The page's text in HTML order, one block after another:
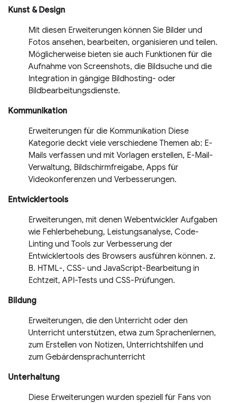
Kunst & Design
Mit diesen Erweiterungen können Sie Bilder und
Fotos ansehen, bearbeiten, organisieren und teilen.
Möglicherweise bieten sie auch Funktionen für die
Aufnahme von Screenshots, die Bildsuche und die
Integration in gängige Bildhosting- oder
Bildbearbeitungsdienste.
Kommunikation
Erweiterungen für die Kommunikation Diese
Kategorie deckt viele verschiedene Themen ab: E-
Mails verfassen und mit Vorlagen erstellen, E-Mail-
Verwaltung, Bildschirmfreigabe, Apps für
Videokonferenzen und Verbesserungen.
Entwicklertools
Erweiterungen, mit denen Webentwickler Aufgaben
wie Fehlerbehebung, Leistungsanalyse, Code-
Linting und Tools zur Verbesserung der
Entwicklertools des Browsers ausführen können. z.
B. HTML-, CSS- und JavaScript-Bearbeitung in
Echtzeit, API-Tests und CSS-Prüfungen.
Bildung
Erweiterungen, die den Unterricht oder den
Unterricht unterstützen, etwa zum Sprachenlernen,
zum Erstellen von Notizen, Unterrichtshilfen und
zum Gebärdensprachunterricht
Unterhaltung
Diese Erweiterungen wurden speziell für Fans von